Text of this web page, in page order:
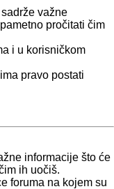
važne
pročitati čim
i u korisničkom
pravo postati
informacije što će
ih uočiš.
foruma na kojem su